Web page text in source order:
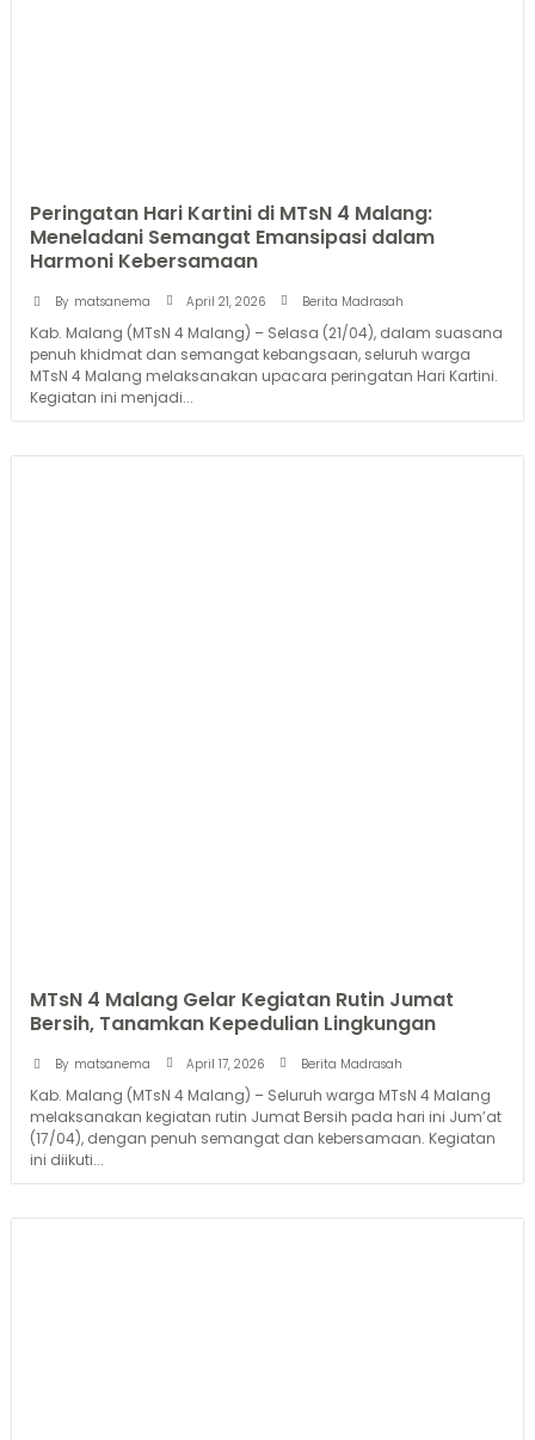
Peringatan Hari Kartini di MTsN 4 Malang:
Meneladani Semangat Emansipasi dalam
Harmoni Kebersamaan
By matsanema April 21, 2026 Berita Madrasah
Kab. Malang (MTsN 4 Malang) – Selasa (21/04), dalam suasana
penuh khidmat dan semangat kebangsaan, seluruh warga
MTsN 4 Malang melaksanakan upacara peringatan Hari Kartini.
Kegiatan ini menjadi...
MTsN 4 Malang Gelar Kegiatan Rutin Jumat
Bersih, Tanamkan Kepedulian Lingkungan
By matsanema April 17, 2026 Berita Madrasah
Kab. Malang (MTsN 4 Malang) – Seluruh warga MTsN 4 Malang
melaksanakan kegiatan rutin Jumat Bersih pada hari ini Jum’at
(17/04), dengan penuh semangat dan kebersamaan. Kegiatan
ini diikuti...